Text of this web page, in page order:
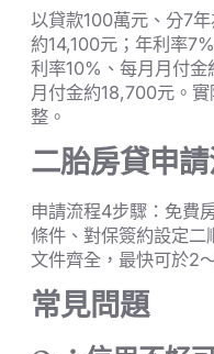
以貸款100萬元、分7
約14,100元；年利率
利率10%、每月月付
月付金約18,700元。
整。
二胎房貸申
申請流程4步驟：免費
條件、對保簽約設定二
文件齊全，最快可於2
常見問題